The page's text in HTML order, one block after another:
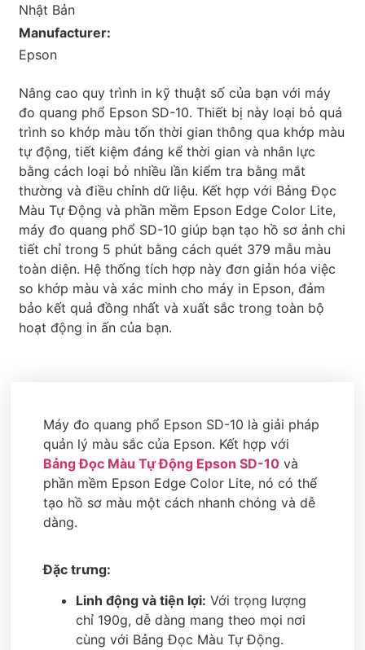
Nhật Bản
Manufacturer:
Epson
Nâng cao quy trình in kỹ thuật số của bạn với máy
đo quang phổ Epson SD-10. Thiết bị này loại bỏ quá
trình so khớp màu tốn thời gian thông qua khớp màu
tự động, tiết kiệm đáng kể thời gian và nhân lực
bằng cách loại bỏ nhiều lần kiểm tra bằng mắt
thường và điều chỉnh dữ liệu. Kết hợp với Bảng Đọc
Màu Tự Động và phần mềm Epson Edge Color Lite,
máy đo quang phổ SD-10 giúp bạn tạo hồ sơ ảnh chi
tiết chỉ trong 5 phút bằng cách quét 379 mẫu màu
toàn diện. Hệ thống tích hợp này đơn giản hóa việc
so khớp màu và xác minh cho máy in Epson, đảm
bảo kết quả đồng nhất và xuất sắc trong toàn bộ
hoạt động in ấn của bạn.
Máy đo quang phổ Epson SD-10 là giải pháp
quản lý màu sắc của Epson. Kết hợp với
Bảng Đọc Màu Tự Động Epson SD-10 và
phần mềm Epson Edge Color Lite, nó có thể
tạo hồ sơ màu một cách nhanh chóng và dễ
dàng.
Đặc trưng:
Linh động và tiện lợi: Với trọng lượng
chỉ 190g, dễ dàng mang theo mọi nơi
cùng với Bảng Đọc Màu Tự Động.